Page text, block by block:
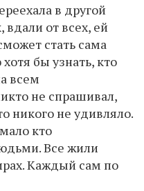
в другой
вдали от всех, ей
стать сама
хотя бы узнать, кто
всем
не спрашивал,
никого не удивляло.
кто
Все жили
Каждый сам по